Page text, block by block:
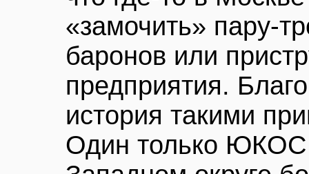
«замочить» пару-
баронов или
предприятия.
история такими
Один только ЮКОС